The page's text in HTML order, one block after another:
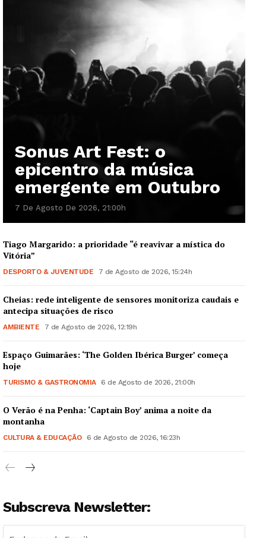
SUBSCREVA JÁ!
Institucional
Artigos
Edição Digital
Europa
Grande Entrevista
Publicidade
Quero ser Assinante
Sonus Art Fest: o
epicentro da música
emergente em Outubro
7 De Agosto De 2026, 21:00h
Tiago Margarido: a prioridade “é reavivar a mística do
Vitória”
DESPORTO & JUVENTUDE 7 de Agosto de 2026, 15:24h
Cheias: rede inteligente de sensores monitoriza caudais e
antecipa situações de risco
AMBIENTE 7 de Agosto de 2026, 12:19h
Espaço Guimarães: ‘The Golden Ibérica Burger’ começa
hoje
TURISMO & GASTRONOMIA 6 de Agosto de 2026, 21:00h
O Verão é na Penha: ‘Captain Boy’ anima a noite da
montanha
CULTURA & EDUCAÇÃO 6 de Agosto de 2026, 16:23h
Subscreva Newsletter: